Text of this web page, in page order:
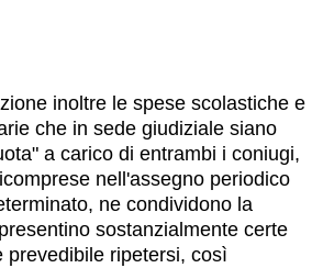
inoltre le spese scolastiche e
che in sede giudiziale siano
a carico di entrambi i coniugi,
nell'assegno periodico
ne condividono la
sostanzialmente certe
prevedibile ripetersi, così